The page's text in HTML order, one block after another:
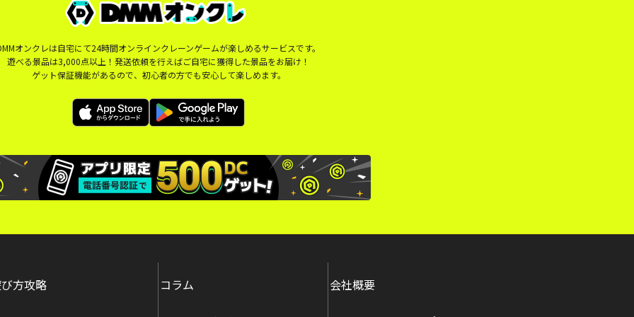
オンクレは自宅にて24時間オンラインクレーンゲームが楽しめるサービスです。
遊べる景品は3,000点以上！発送依頼を行えばご自宅に獲得した景品をお届け！
ゲット保証機能があるので、初心者の方でも安心して楽しめます。
方攻略 コラム 会社概要